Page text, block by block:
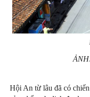
Hội An từ lâu đã có